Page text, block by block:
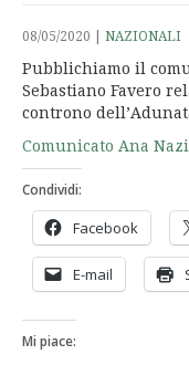
08/05/2020 NAZIONALI
Pubblichiamo il
Sebastiano Favero
controno
Comunicato Ana
Condividi:
Facebook
E-mail
Mi piace: